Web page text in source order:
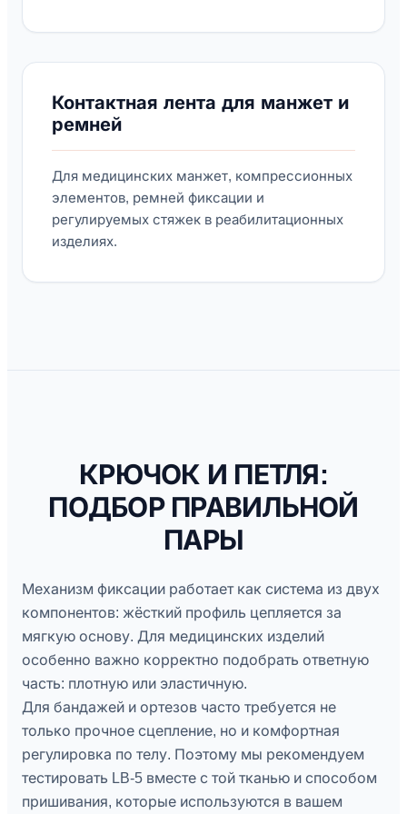
Контактная лента для манжет и
ремней
Для медицинских манжет, компрессионных
элементов, ремней фиксации и
регулируемых стяжек в реабилитационных
изделиях.
КРЮЧОК И ПЕТЛЯ:
ПОДБОР ПРАВИЛЬНОЙ
ПАРЫ
Механизм фиксации работает как система из двух
компонентов: жёсткий профиль цепляется за
мягкую основу. Для медицинских изделий
особенно важно корректно подобрать ответную
часть: плотную или эластичную.
Для бандажей и ортезов часто требуется не
только прочное сцепление, но и комфортная
регулировка по телу. Поэтому мы рекомендуем
тестировать LB-5 вместе с той тканью и способом
пришивания, которые используются в вашем